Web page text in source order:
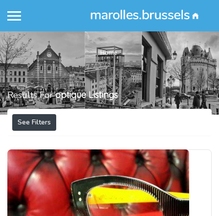
Home
Results Foroptique Listings
See Filters